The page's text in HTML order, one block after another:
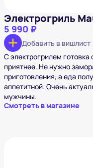
Электрогриль
5 990 ₽
Добавить в вишлист
С электрогрилем готовка
приятнее. Не нужно
приготовления, а еда
аппетитной. Очень
мужчины.
Смотреть в магазине